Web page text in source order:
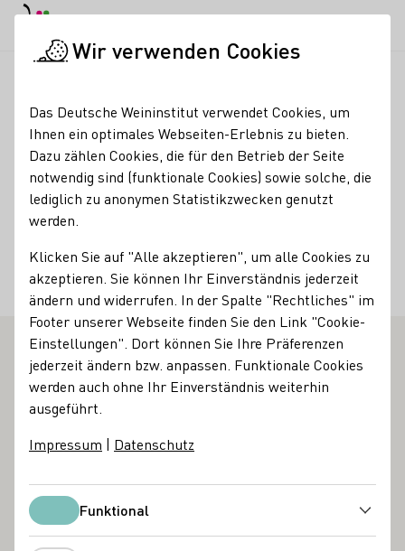
Weinkellerei Kölle
Kontakt
74357 Bönnigheim- Schmiedsberger Weg 38 Württemberg
Deutschland
Wir verwenden Cookies
Das Deutsche Weininstitut verwendet Cookies, um
Ihnen ein optimales Webseiten-Erlebnis zu bieten.
Dazu zählen Cookies, die für den Betrieb der Seite
notwendig sind (funktionale Cookies) sowie solche, die
lediglich zu anonymen Statistikzwecken genutzt
werden.
Klicken Sie auf "Alle akzeptieren", um alle Cookies zu
akzeptieren. Sie können Ihr Einverständnis jederzeit
ändern und widerrufen. In der Spalte "Rechtliches" im
Footer unserer Webseite finden Sie den Link "Cookie-
Einstellungen". Dort können Sie Ihre Präferenzen
jederzeit ändern bzw. anpassen. Funktionale Cookies
werden auch ohne Ihr Einverständnis weiterhin
ausgeführt.
Impressum | Datenschutz
FunktionalFunktional